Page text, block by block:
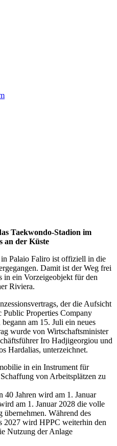
Taekwondo-Stadion im
an der Küste
Palaio Faliro ist offiziell in die
Damit ist der Weg frei
in ein Vorzeigeobjekt für den
Riviera.
der die Aufsicht
Public Properties Company
am 15. Juli ein neues
wurde von Wirtschaftsminister
Iro Hadjigeorgiou und
Hardalias, unterzeichnet.
in ein Instrument für
von Arbeitsplätzen zu
Jahren wird am 1. Januar
am 1. Januar 2028 die volle
Während des
2027 wird HPPC weiterhin den
Nutzung der Anlage